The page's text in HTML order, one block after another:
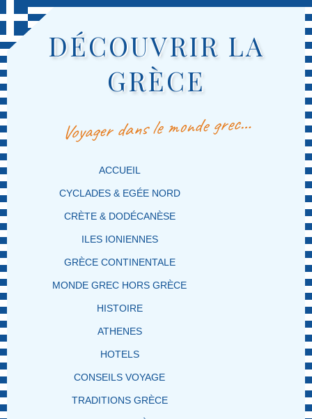
DÉCOUVRIR LA
GRÈCE
Voyager dans le monde grec…
MENU PRINCIPAL
MASQUER LA NAVIGATION PRINCIPALE
MASQUER LA NAVIGATION SECONDAIRE
ACCUEIL
CYCLADES & EGÉE NORD
CRÈTE & DODÉCANÈSE
ILES IONIENNES
GRÈCE CONTINENTALE
MONDE GREC HORS GRÈCE
HISTOIRE
ATHENES
HOTELS
CONSEILS VOYAGE
TRADITIONS GRÈCE